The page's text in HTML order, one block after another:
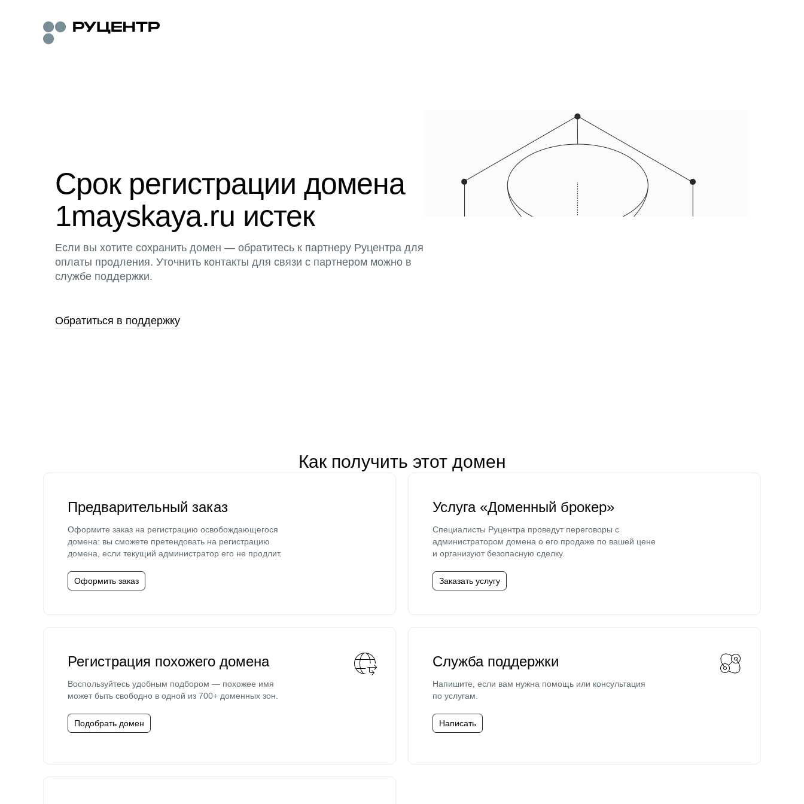
Срок регистрации домена
1mayskaya.ru истек
Если вы хотите сохранить домен — обратитесь к партнеру Руцентра для
оплаты продления. Уточнить контакты для связи с партнером можно в
службе поддержки.
Обратиться в поддержку
Как получить этот домен
Предварительный заказ
Оформите заказ на регистрацию освобождающегося
домена: вы сможете претендовать на регистрацию
домена, если текущий администратор его не продлит.
Оформить заказ
Услуга «Доменный брокер»
Специалисты Руцентра проведут переговоры с
администратором домена о его продаже по вашей цене
и организуют безопасную сделку.
Заказать услугу
Регистрация похожего домена
Воспользуйтесь удобным подбором — похожее имя
может быть свободно в одной из 700+ доменных зон.
Подобрать домен
Служба поддержки
Напишите, если вам нужна помощь или консультация
по услугам.
Написать